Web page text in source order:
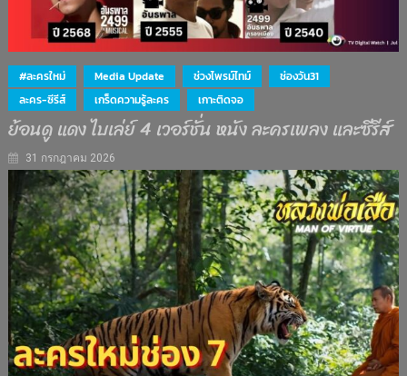
#ละครใหม่ Media Update ช่วงไพรม์ไทม์
ช่องวัน31
ละคร-ซีรีส์
เกร็ดความรู้ละคร เกาะติดจอ
ย้อนดู แดง ไบเล่ย์ 4 เวอร์ชั่น หนัง ละครเพลง และซีรีส์
31 กรกฎาคม 2026